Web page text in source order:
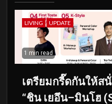
LIVING UPDATE
1 min read
เตรียมกรี๊ดกันให้ส
“ชิน เยอึน–มินโฮ